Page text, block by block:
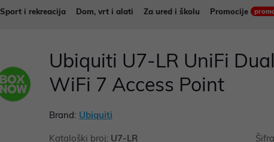
Sport i rekreacija Dom, vrt i alati Za ured i školu Promocije
Ubiquiti U7-LR UniFi
WiFi 7 Access Point
Brand: Ubiquiti
Kataloški broj: U7-LR